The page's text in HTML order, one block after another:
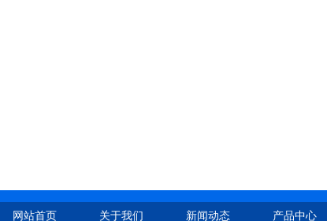
网站首页 关于我们 新闻动态 产品中心